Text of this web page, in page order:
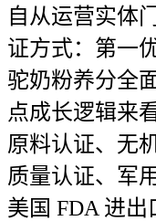
自从运营实体
证方式：第一
驼奶粉养分全
点成长逻辑来
原料认证、无
质量认证、军
美国 FDA 进